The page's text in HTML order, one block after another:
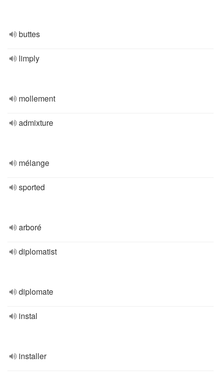
buttes
limply
mollement
admixture
mélange
sported
arboré
diplomatist
diplomate
instal
installer